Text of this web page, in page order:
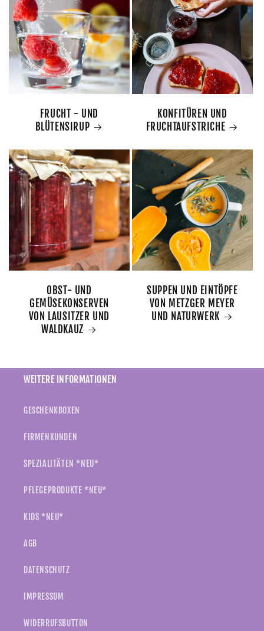
FRUCHT - UND
BLÜTENSIRUP
KONFITÜREN UND
FRUCHTAUFSTRICHE
OBST- UND
GEMÜSEKONSERVEN
VON LAUSITZER UND
WALDKAUZ
SUPPEN UND EINTÖPFE
VON METZGER MEYER
UND NATURWERK
WEITERE INFORMATIONEN
GESCHENKBOXEN
FIRMENKUNDEN
SPEZIALITÄTEN *NEU*
PFLEGEPRODUKTE *NEU*
KIDS *NEU*
AGB
DATENSCHUTZ
IMPRESSUM
WIDERRUFSBUTTON